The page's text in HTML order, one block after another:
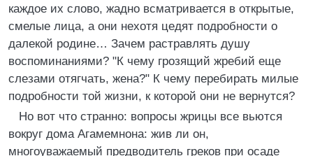
каждое их слово, жадно всматривается в открытые,
смелые лица, а они нехотя цедят подробности о
далекой родине… Зачем растравлять душу
воспоминаниями? "К чему грозящий жребий еще
слезами отягчать, жена?" К чему перебирать милые
подробности той жизни, к которой они не вернутся?
Но вот что странно: вопросы жрицы все вьются
вокруг дома Агамемнона: жив ли он,
многоуважаемый предводитель греков при осаде